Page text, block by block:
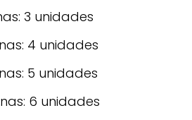
3 unidades
4 unidades
5 unidades
6 unidades